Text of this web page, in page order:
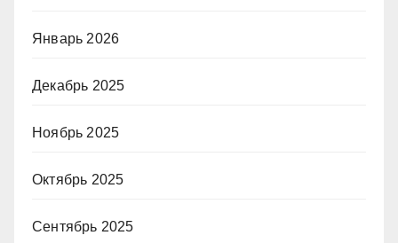
Январь 2026
Декабрь 2025
Ноябрь 2025
Октябрь 2025
Сентябрь 2025